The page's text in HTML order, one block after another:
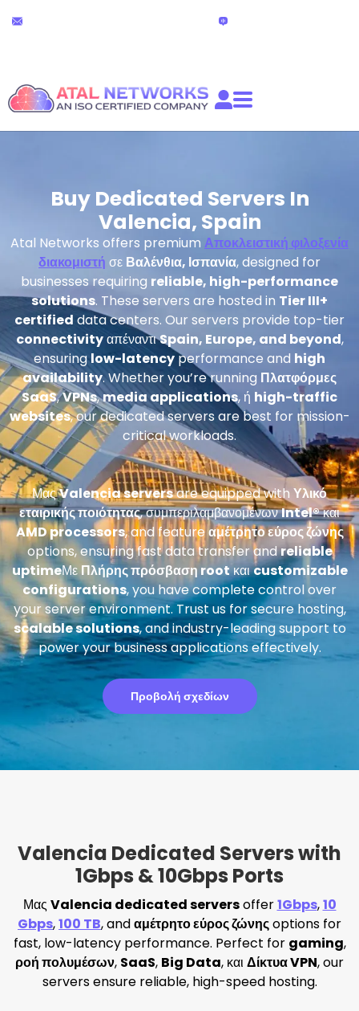
στο
Buy Dedicated Servers In
Valencia, Spain
Atal Networks offers premium Αποκλειστική φιλοξενία
διακομιστή σε Βαλένθια, Ισπανία, designed for
businesses requiring reliable, high-performance
solutions. These servers are hosted in Tier III+
certified data centers. Our servers provide top-tier
connectivityαπέναντιSpain, Europe, and beyond,
ensuringlow-latencyperformance and high
availability. Whether you’re running Πλατφόρμες
SaaS,VPNs,media applications, ή high-traffic
websites, our dedicated servers are best for mission-
critical workloads.
ΜαςValencia serversare equipped withΥλικό
εταιρικής ποιότητας, συμπεριλαμβανομένωνIntel®και
AMD processors, and featureαμέτρητο εύρος ζώνης
options, ensuring fast data transfer andreliable
uptimeΜεΠλήρης πρόσβαση rootκαιcustomizable
configurations, you have complete control over
your server environment. Trust us for secure hosting,
scalable solutions, and industry-leading support to
power your business applications effectively.
Προβολή σχεδίων
Valencia Dedicated Servers with
1Gbps & 10Gbps Ports
Μας Valencia dedicated serversoffer1Gbps,10
Gbps,100 TB, andαμέτρητο εύρος ζώνηςoptions for
fast, low-latency performance. Perfect for gaming,
ροή πολυμέσων, SaaS, Big Data, και Δίκτυα VPN, our
servers ensure reliable, high-speed hosting.